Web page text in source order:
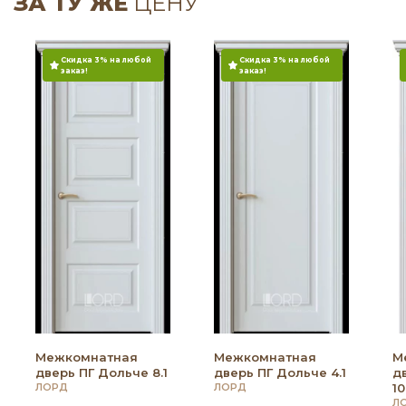
Скидка 3% на любой
заказ!
Межкомнатная
дверь ПГ Дольче 8.1
ЛОРД
Скидка 3% на любой
заказ!
Межкомнатная
дверь ПГ Дольче 4.1
ЛОРД